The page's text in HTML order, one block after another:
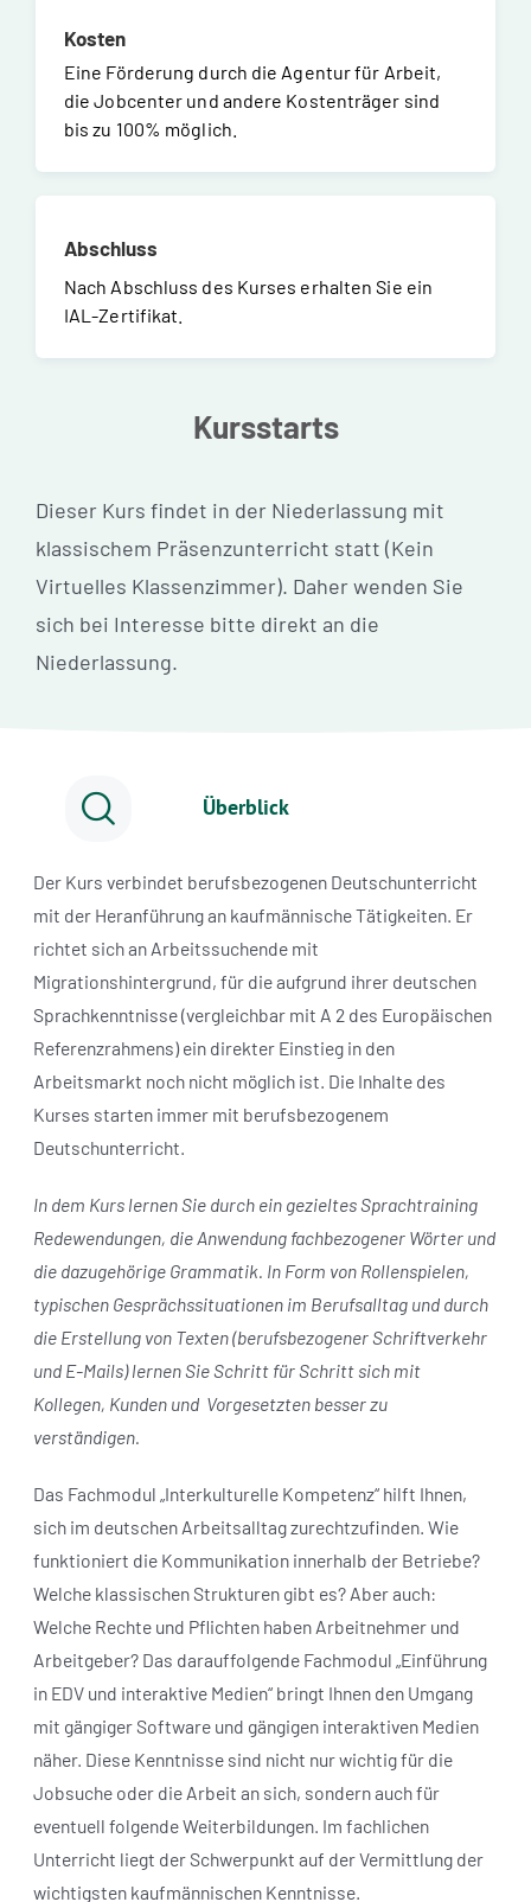
Kosten
Eine Förderung durch die Agentur für Arbeit,
die Jobcenter und andere Kostenträger sind
bis zu 100% möglich.
Abschluss
Nach Abschluss des Kurses erhalten Sie ein
IAL-Zertifikat.
Kursstarts
Dieser Kurs findet in der Niederlassung mit
klassischem Präsenzunterricht statt (Kein
Virtuelles Klassenzimmer). Daher wenden Sie
sich bei Interesse bitte direkt an die
Niederlassung.
Überblick
Der Kurs verbindet berufsbezogenen Deutschunterricht
mit der Heranführung an kaufmännische Tätigkeiten. Er
richtet sich an Arbeitssuchende mit
Migrationshintergrund, für die aufgrund ihrer deutschen
Sprachkenntnisse (vergleichbar mit A 2 des Europäischen
Referenzrahmens) ein direkter Einstieg in den
Arbeitsmarkt noch nicht möglich ist. Die Inhalte des
Kurses starten immer mit berufsbezogenem
Deutschunterricht.
In dem Kurs lernen Sie durch ein gezieltes Sprachtraining
Redewendungen, die Anwendung fachbezogener Wörter und
die dazugehörige Grammatik. In Form von Rollenspielen,
typischen Gesprächssituationen im Berufsalltag und durch
die Erstellung von Texten (berufsbezogener Schriftverkehr
und E-Mails) lernen Sie Schritt für Schritt sich mit
Kollegen, Kunden und Vorgesetzten besser zu
verständigen.
Das Fachmodul „Interkulturelle Kompetenz“ hilft Ihnen,
sich im deutschen Arbeitsalltag zurechtzufinden. Wie
funktioniert die Kommunikation innerhalb der Betriebe?
Welche klassischen Strukturen gibt es? Aber auch:
Welche Rechte und Pflichten haben Arbeitnehmer und
Arbeitgeber? Das darauffolgende Fachmodul „Einführung
in EDV und interaktive Medien“ bringt Ihnen den Umgang
mit gängiger Software und gängigen interaktiven Medien
näher. Diese Kenntnisse sind nicht nur wichtig für die
Jobsuche oder die Arbeit an sich, sondern auch für
eventuell folgende Weiterbildungen. Im fachlichen
Unterricht liegt der Schwerpunkt auf der Vermittlung der
wichtigsten kaufmännischen Kenntnisse.